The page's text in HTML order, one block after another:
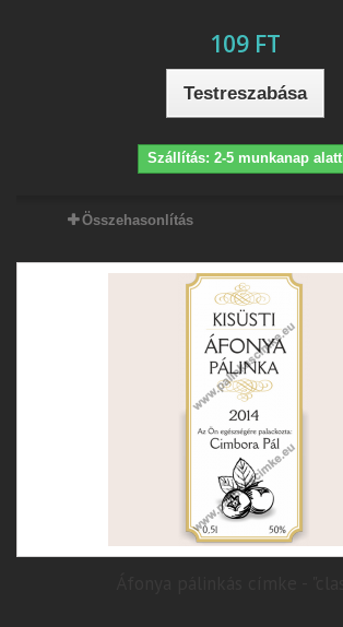
109 FT
Testreszabása
Szállítás: 2-5 munkanap alatt
Összehasonlítás